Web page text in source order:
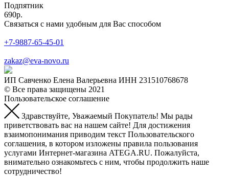
Подпятник
690р.
Связаться с нами удобным для Вас способом
+7-9887-65-45-01
zakaz@eva-novo.ru
ИП Савченко Елена Валерьевна ИНН 231510768678
© Все права защищены 2021
Пользовательское соглашение
Здравствуйте, Уважаемый Покупатель! Мы рады
приветствовать вас на нашем сайте! Для достижения
взаимопонимания приводим текст Пользовательского
соглашения, в котором изложены правила пользования
услугами Интернет-магазина ATEGA.RU. Пожалуйста,
внимательно ознакомьтесь с ним, чтобы продолжить наше
сотрудничество!